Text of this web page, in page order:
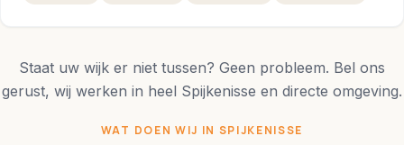
Staat uw wijk er niet tussen? Geen probleem. Bel ons
gerust, wij werken in heel Spijkenisse en directe omgeving.
WAT DOEN WIJ IN SPIJKENISSE